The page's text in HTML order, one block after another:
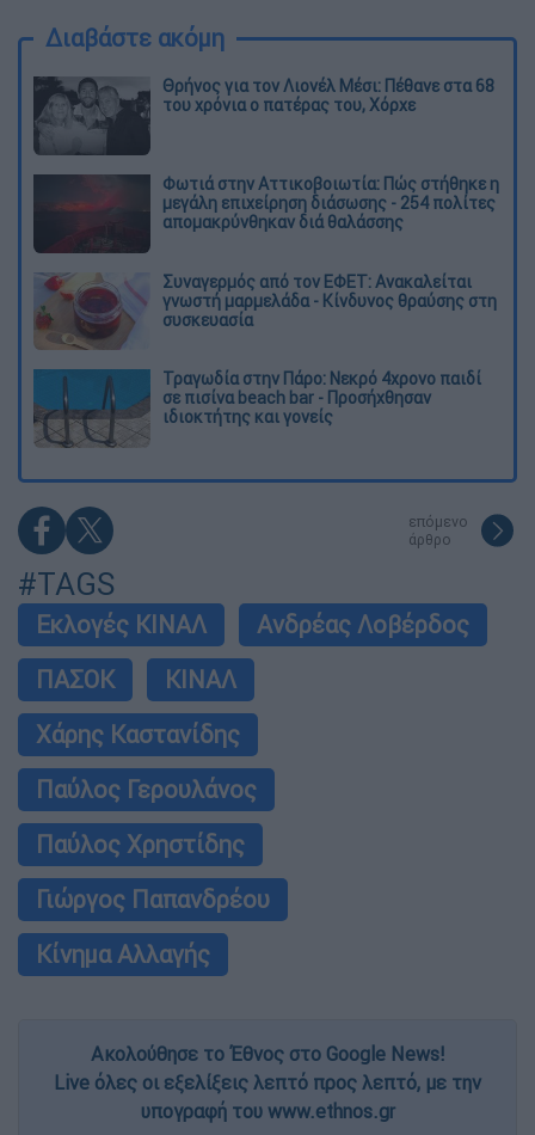
Διαβάστε ακόμη
Θρήνος για τον Λιονέλ Μέσι: Πέθανε στα 68
του χρόνια ο πατέρας του, Χόρχε
Φωτιά στην Αττικοβοιωτία: Πώς στήθηκε η
μεγάλη επιχείρηση διάσωσης - 254 πολίτες
απομακρύνθηκαν διά θαλάσσης
Συναγερμός από τον ΕΦΕΤ: Ανακαλείται
γνωστή μαρμελάδα - Κίνδυνος θραύσης στη
συσκευασία
Τραγωδία στην Πάρο: Νεκρό 4χρονο παιδί
σε πισίνα beach bar - Προσήχθησαν
ιδιοκτήτης και γονείς
επόμενο
άρθρο
#TAGS
Εκλογές ΚΙΝΑΛ
Ανδρέας Λοβέρδος
ΠΑΣΟΚ
ΚΙΝΑΛ
Χάρης Καστανίδης
Παύλος Γερουλάνος
Παύλος Χρηστίδης
Γιώργος Παπανδρέου
Κίνημα Αλλαγής
Ακολούθησε το Έθνος στο Google News!
Live όλες οι εξελίξεις λεπτό προς λεπτό, με την
υπογραφή του www.ethnos.gr